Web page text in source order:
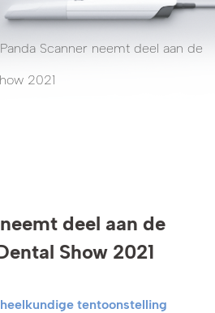
Panda Scanner neemt deel aan de
2021
deel aan de
Show 2021
tentoonstelling